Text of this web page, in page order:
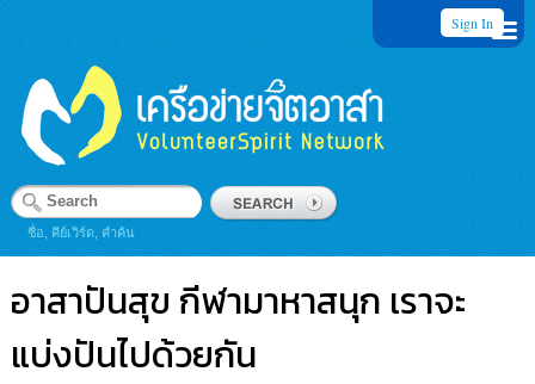
Sign In
ชื่อ, คีย์เวิร์ด, คำค้น
อาสาปันสุข กีฬามาหาสนุก เราจะ
แบ่งปันไปด้วยกัน